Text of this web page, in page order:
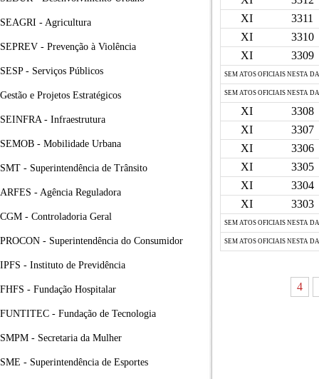
SEAGRI - Agricultura
SEPREV - Prevenção à Violência
SESP - Serviços Públicos
Gestão e Projetos Estratégicos
SEINFRA - Infraestrutura
SEMOB - Mobilidade Urbana
SMT - Superintendência de Trânsito
ARFES - Agência Reguladora
CGM - Controladoria Geral
PROCON - Superintendência do Consumidor
IPFS - Instituto de Previdência
FHFS - Fundação Hospitalar
FUNTITEC - Fundação de Tecnologia
SMPM - Secretaria da Mulher
SME - Superintendência de Esportes
XI
3311
XI
3310
XI
3309
SEM ATOS OFICIAIS NESTA
SEM ATOS OFICIAIS NESTA
XI
3308
XI
3307
XI
3306
XI
3305
XI
3304
XI
3303
SEM ATOS OFICIAIS NESTA
SEM ATOS OFICIAIS NESTA
4